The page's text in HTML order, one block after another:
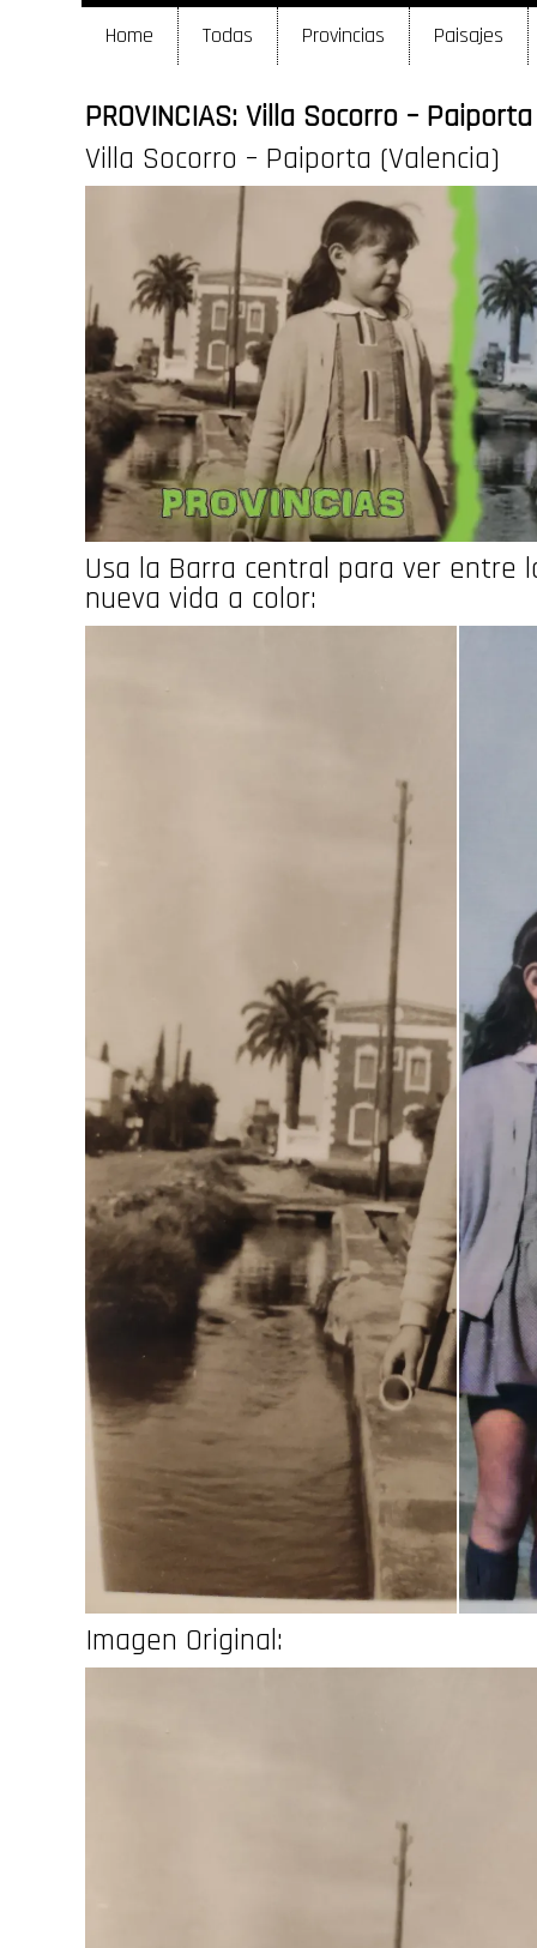
Home Todas Provincias Paisajes
PROVINCIAS: Villa Socorro –
Villa Socorro – Paiporta (Valencia)
Usa la Barra central para ver entre
nueva vida a color:
Imagen Original: